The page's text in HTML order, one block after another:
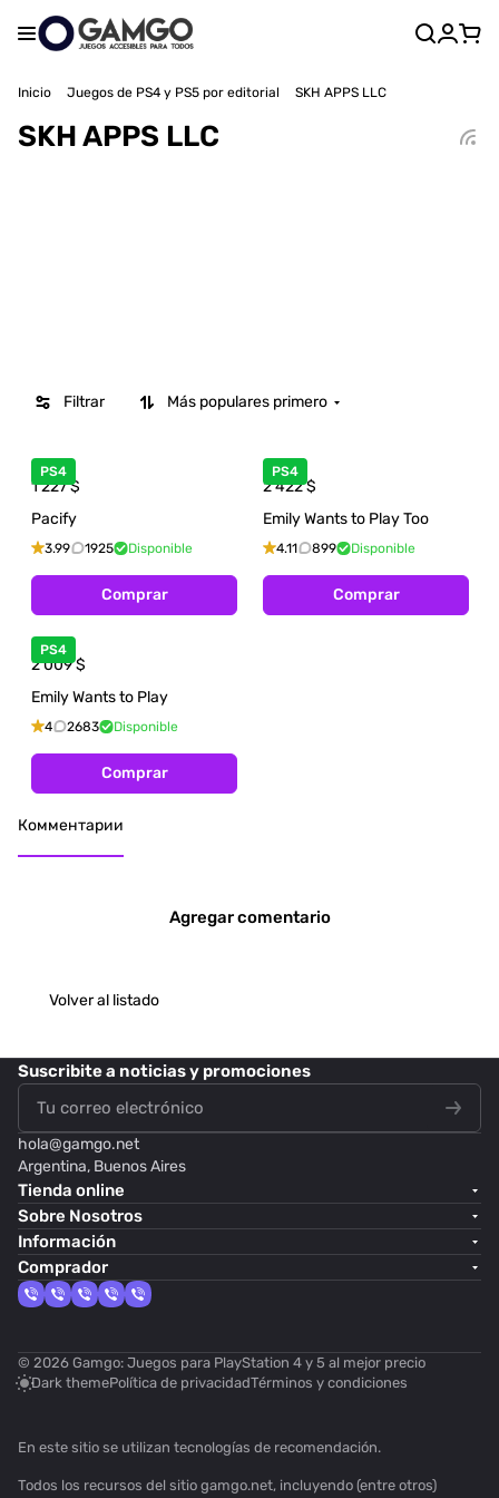
Inicio Juegos de PS4 y PS5 por editorial SKH APPS LLC
SKH APPS LLC
Filtrar Más populares primero
PS4
1 227$
Pacify
3.99 1925 Disponible
Comprar
PS4
2 422$
Emily Wants to Play Too
4.11 899 Disponible
Comprar
PS4
2 009$
Emily Wants to Play
4 2683 Disponible
Comprar
Комментарии
Agregar comentario
Volver al listado
Suscribitea noticias y promociones
hola@gamgo.net
Argentina, Buenos Aires
Tienda online
Sobre Nosotros
Información
Comprador
© 2026 Gamgo: Juegos para PlayStation 4 y 5 al mejor precio
Dark themePolítica de privacidadTérminos y condiciones
En este sitio se utilizan tecnologías de recomendación.
Todos los recursos del sitio gamgo.net, incluyendo (entre otros)